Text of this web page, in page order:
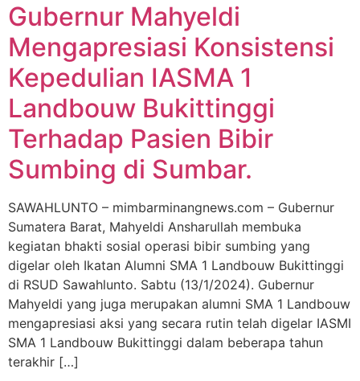
Gubernur Mahyeldi
Mengapresiasi Konsistensi
Kepedulian IASMA 1
Landbouw Bukittinggi
Terhadap Pasien Bibir
Sumbing di Sumbar.
SAWAHLUNTO – mimbarminangnews.com – Gubernur
Sumatera Barat, Mahyeldi Ansharullah membuka
kegiatan bhakti sosial operasi bibir sumbing yang
digelar oleh Ikatan Alumni SMA 1 Landbouw Bukittinggi
di RSUD Sawahlunto. Sabtu (13/1/2024). Gubernur
Mahyeldi yang juga merupakan alumni SMA 1 Landbouw
mengapresiasi aksi yang secara rutin telah digelar IASMI
SMA 1 Landbouw Bukittinggi dalam beberapa tahun
terakhir […]